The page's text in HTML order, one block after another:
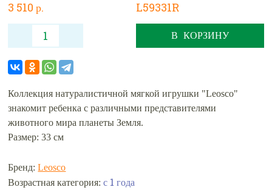
3 510 р. L59331R
В КОРЗИНУ
Коллекция натуралистичной мягкой игрушки "Leosco"
знакомит ребенка с различными представителями
животного мира планеты Земля.
Размер: 33 см
Бренд:Leosco
Возрастная категория:с 1 года